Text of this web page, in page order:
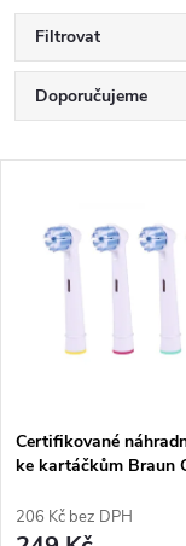
Filtrovat
Ř
a
p
r
Doporučujeme
Nejprodávanější
Abecedně
s
p
Certifikované
ke kartáčkům Braun
EB60A, 4ks
206 Kč bez DPH